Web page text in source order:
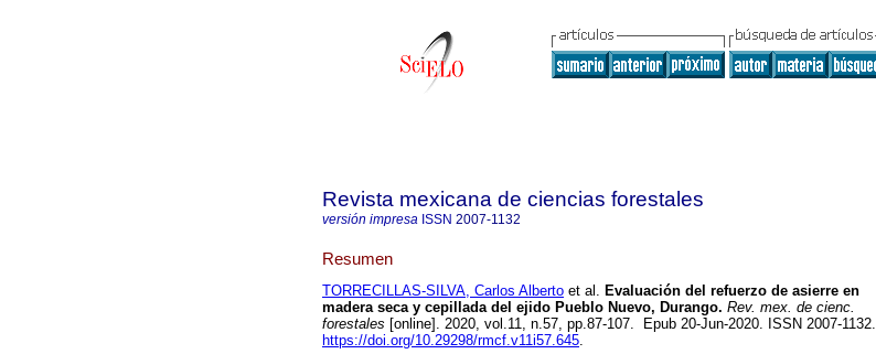
Revista mexicana de ciencias forestales
versión impresa ISSN 2007-1132
Resumen
TORRECILLAS-SILVA, Carlos Alberto et al. Evaluación del refuerzo de asierre en
madera seca y cepillada del ejido Pueblo Nuevo, Durango. Rev. mex. de cienc.
forestales [online]. 2020, vol.11, n.57, pp.87-107. Epub 20-Jun-2020. ISSN 2007-1132.
https://doi.org/10.29298/rmcf.v11i57.645.